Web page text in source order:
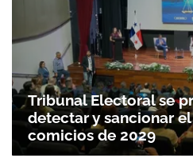
Tribunal Electoral se
detectar y sancionar
comicios de 2029